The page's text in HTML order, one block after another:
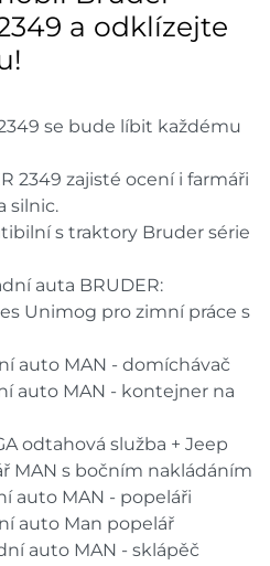
a odklízejte
se bude líbit každému
2349 zajisté ocení i farmáři
silnic.
s traktory Bruder série
auta BRUDER:
Unimog pro zimní práce s
auto MAN - domíchávač
auto MAN - kontejner na
odtahová služba + Jeep
MAN s bočním nakládáním
auto MAN - popeláři
auto Man popelář
auto MAN - sklápěč